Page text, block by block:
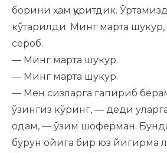
борини ҳам қуритдик.
кўтарилди. Минг марта шукур,
сероб.
— Минг марта шукур.
— Минг марта шукур.
— Мен сизларга гапириб
ўзингиз кўринг, — деди
одам, — ўзим шоферман.
бурун ойига бир юз йигирма